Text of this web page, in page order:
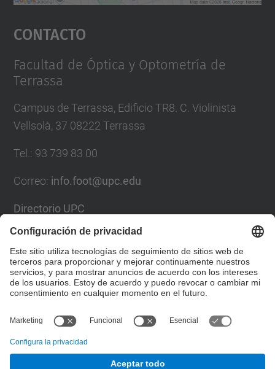
Aceptar
powered by
Contacto
Facultad de Óptica y Optometría de
Terrassa
Campus de Terrassa, Edificio TR8. C. Violinista
Vellsolà, 37 08222 Terrassa
Tel. : 93 739 83 00
Correo: info.foot@upc.edu
Directorio UPC
Formulario de contacto
Lista Redes Sociales